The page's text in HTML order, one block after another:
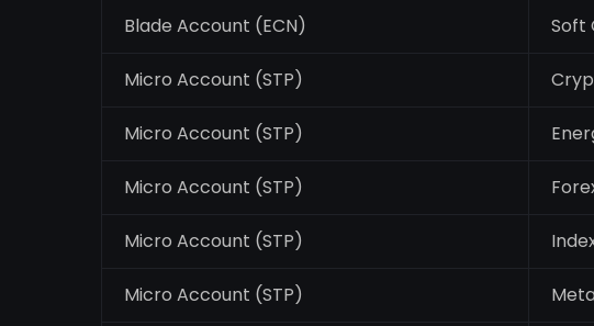
Blade Account (ECN) Soft
Micro Account (STP)
Micro Account (STP)
Micro Account (STP)
Micro Account (STP)
Micro Account (STP)